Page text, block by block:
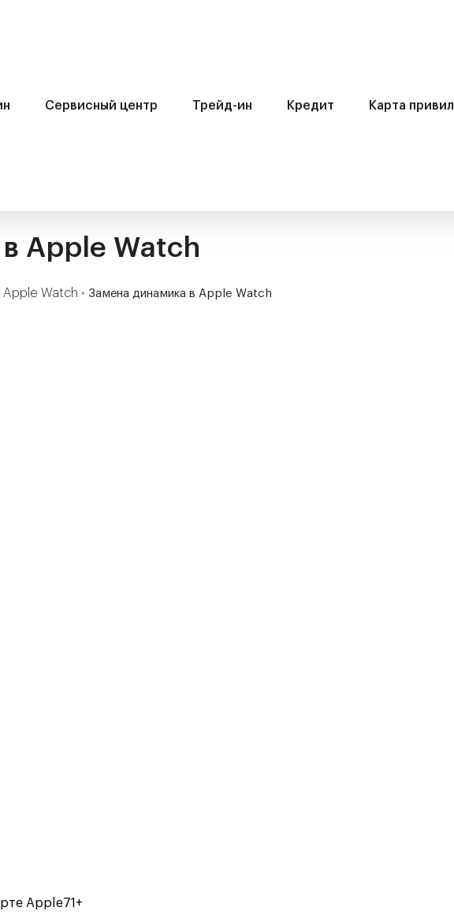
Сервисный центр Трейд-ин Кредит Карта
Apple Watch
Apple Watch • Замена динамика в Apple Watch
Apple71+